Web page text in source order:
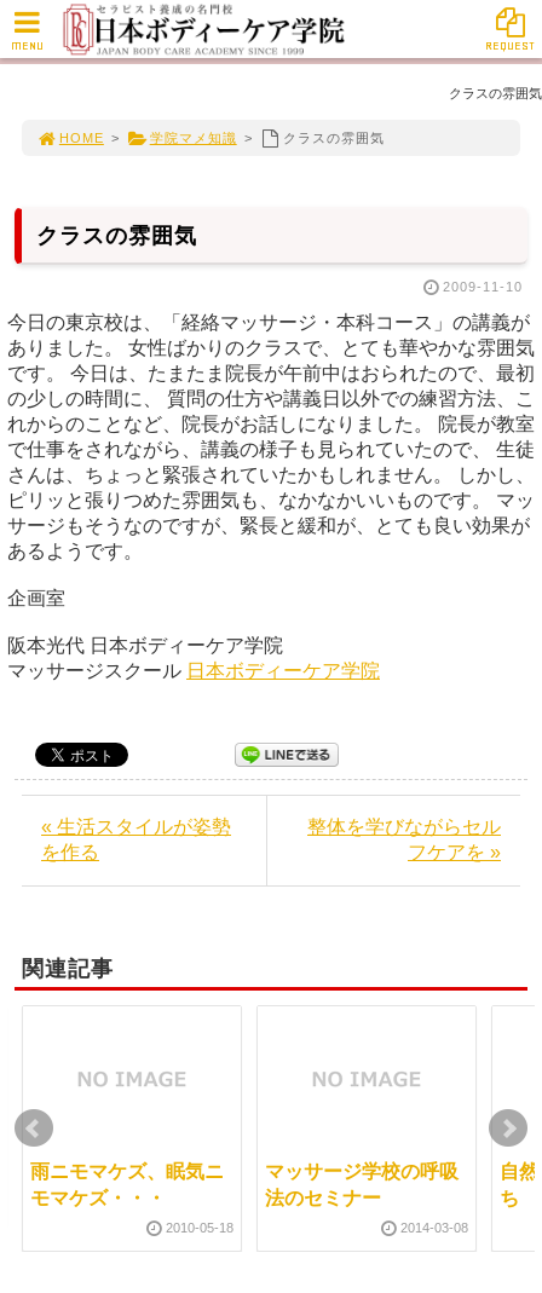
クラスの雰囲気
HOME > 学院マメ知識 > クラスの雰囲気
クラスの雰囲気
2009-11-10
今日の東京校は、「経絡マッサージ・本科コース」の講義が
ありました。 女性ばかりのクラスで、とても華やかな雰囲気
です。 今日は、たまたま院長が午前中はおられたので、最初
の少しの時間に、 質問の仕方や講義日以外での練習方法、こ
れからのことなど、院長がお話しになりました。 院長が教室
で仕事をされながら、講義の様子も見られていたので、 生徒
さんは、ちょっと緊張されていたかもしれません。 しかし、
ピリッと張りつめた雰囲気も、なかなかいいものです。 マッ
サージもそうなのですが、緊長と緩和が、とても良い効果が
あるようです。
企画室
阪本光代 日本ボディーケア学院
マッサージスクール 日本ボディーケア学院
« 生活スタイルが姿勢
を作る
整体を学びながらセル
フケアを »
関連記事
雨ニモマケズ、眠気ニ
モマケズ・・・
2010-05-18
マッサージ学校の呼吸
法のセミナー
2014-03-08
自
ち
MENU REQUEST